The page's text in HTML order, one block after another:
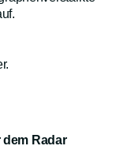
Radar